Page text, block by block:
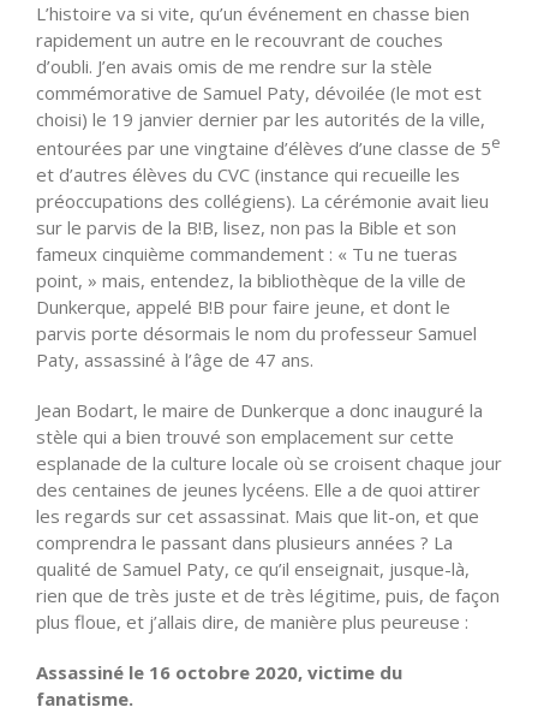
L’histoire va si vite, qu’un événement en chasse bien
rapidement un autre en le recouvrant de couches
d’oubli. J’en avais omis de me rendre sur la stèle
commémorative de Samuel Paty, dévoilée (le mot est
choisi) le 19 janvier dernier par les autorités de la ville,
entourées par une vingtaine d’élèves d’une classe de 5e
et d’autres élèves du CVC (instance qui recueille les
préoccupations des collégiens). La cérémonie avait lieu
sur le parvis de la B!B, lisez, non pas la Bible et son
fameux cinquième commandement : « Tu ne tueras
point, » mais, entendez, la bibliothèque de la ville de
Dunkerque, appelé B!B pour faire jeune, et dont le
parvis porte désormais le nom du professeur Samuel
Paty, assassiné à l’âge de 47 ans.
Jean Bodart, le maire de Dunkerque a donc inauguré la
stèle qui a bien trouvé son emplacement sur cette
esplanade de la culture locale où se croisent chaque jour
des centaines de jeunes lycéens. Elle a de quoi attirer
les regards sur cet assassinat. Mais que lit-on, et que
comprendra le passant dans plusieurs années ? La
qualité de Samuel Paty, ce qu’il enseignait, jusque-là,
rien que de très juste et de très légitime, puis, de façon
plus floue, et j’allais dire, de manière plus peureuse :
Assassiné le 16 octobre 2020, victime du
fanatisme.